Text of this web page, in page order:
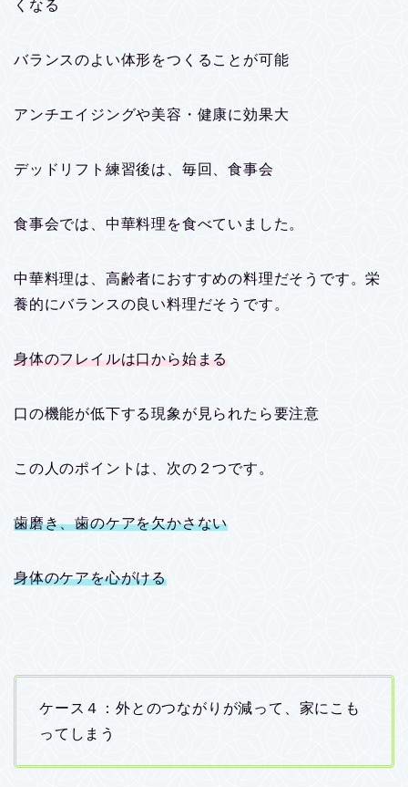
くなる
バランスのよい体形をつくることが可能
アンチエイジングや美容・健康に効果大
デッドリフト練習後は、毎回、食事会
食事会では、中華料理を食べていました。
中華料理は、高齢者におすすめの料理だそうです。栄
養的にバランスの良い料理だそうです。
身体のフレイルは口から始まる
口の機能が低下する現象が見られたら要注意
この人のポイントは、次の２つです。
歯磨き、歯のケアを欠かさない
身体のケアを心がける
ケース４：外とのつながりが減って、家にこも
ってしまう